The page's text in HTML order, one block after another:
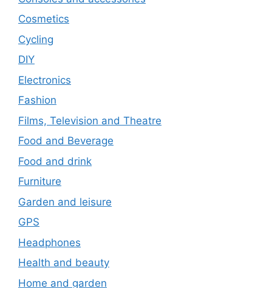
Cosmetics
Cycling
DIY
Electronics
Fashion
Films, Television and Theatre
Food and Beverage
Food and drink
Furniture
Garden and leisure
GPS
Headphones
Health and beauty
Home and garden